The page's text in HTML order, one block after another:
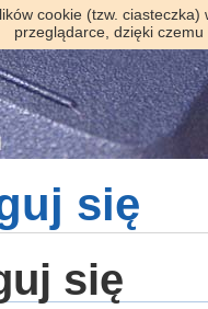
cookie (tzw.
przeglądarce, dzięki
się
się